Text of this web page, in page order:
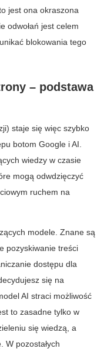
jest ona okraszona
odwołań jest celem
blokowania tego
– podstawa
staje się więc szybko
botom Google i AI.
wiedzy w czasie
mogą odwdzięczyć
ruchem na
modele. Znane są
pozyskiwanie treści
dostępu dla
się na
AI straci możliwość
to zasadne tylko w
się wiedzą, a
W pozostałych